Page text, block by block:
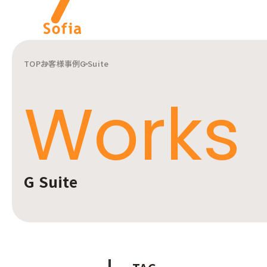
株式会社ソフィアについて
ご紹介します。
ションを軸とした私たちの
サービスをご紹介します。
TOPお客様事例G Suite
Works
G Suite